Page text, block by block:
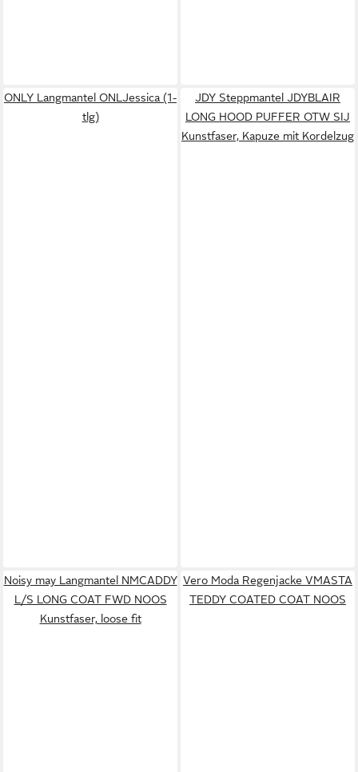
ONLY Langmantel ONLJessica (1-
tlg)
JDY Steppmantel JDYBLAIR
LONG HOOD PUFFER OTW SIJ
Kunstfaser, Kapuze mit Kordelzug
Noisy may Langmantel NMCADDY
L/S LONG COAT FWD NOOS
Kunstfaser, loose fit
Vero Moda Regenjacke VMASTA
TEDDY COATED COAT NOOS